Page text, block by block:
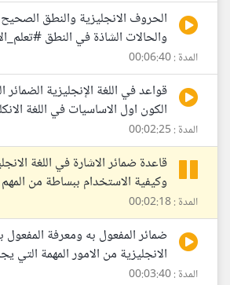
الحروف الانجليزية والنطق
والحالات الشاذة في النطق
المدة : 00:06:40
قواعد في اللغة الإنجليزية
الكون اول الاساسيات في اللغة
المدة : 00:02:25
قاعدة ضمائر الاشارة في اللغة
وكيفية الاستخدام ببساطة من
المدة : 00:02:18
ضمائر المفعول به ومعرفة المفعول
الانجليزية من الامور المهمة التي
المدة : 00:03:40